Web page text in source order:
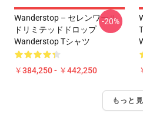
Wanderstop – セレンワール
ドリミテッドドロップ
Wanderstop Tシャツ
￥384,250 - ￥442,250
-20%
もっと